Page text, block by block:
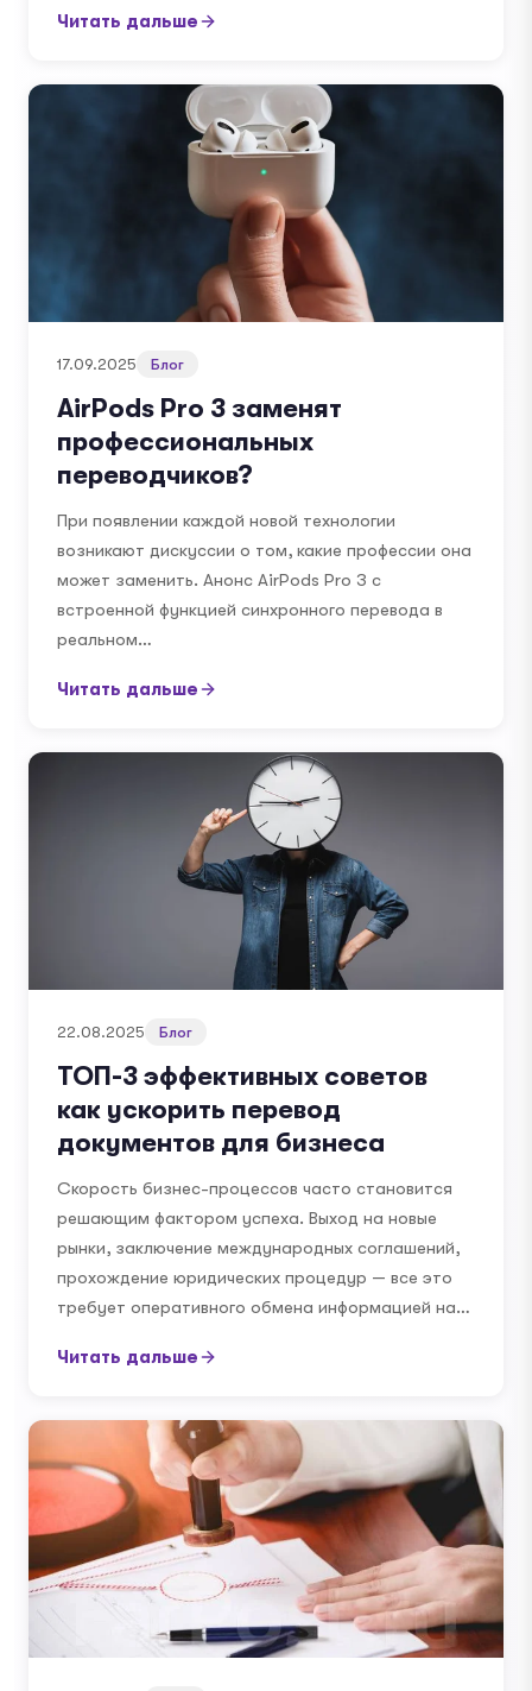
Читать дальше
17.09.2025 Блог
AirPods Pro 3 заменят
профессиональных
переводчиков?
При появлении каждой новой технологии
возникают дискуссии о том, какие профессии она
может заменить. Анонс AirPods Pro 3 с
встроенной функцией синхронного перевода в
реальном…
Читать дальше
22.08.2025 Блог
ТОП-3 эффективных советов
как ускорить перевод
документов для бизнеса
Скорость бизнес-процессов часто становится
решающим фактором успеха. Выход на новые
рынки, заключение международных соглашений,
прохождение юридических процедур — все это
требует оперативного обмена информацией на…
Читать дальше